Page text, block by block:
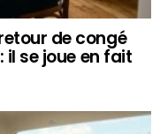
de congé
se joue en fait